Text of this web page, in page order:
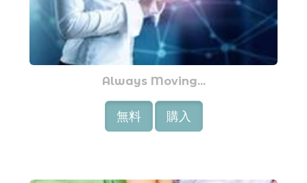
Always Moving...
無料 購入